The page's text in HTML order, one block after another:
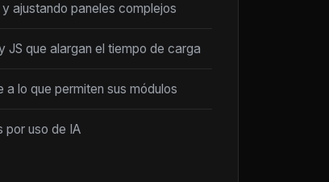
ajustando paneles complejos
JS que alargan el tiempo de carga
a lo que permiten sus módulos
por uso de IA